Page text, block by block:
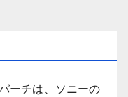
ーチは、ソニーの